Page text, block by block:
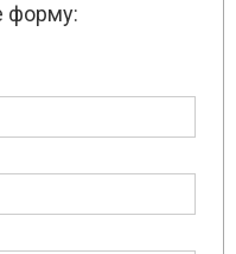
форму: